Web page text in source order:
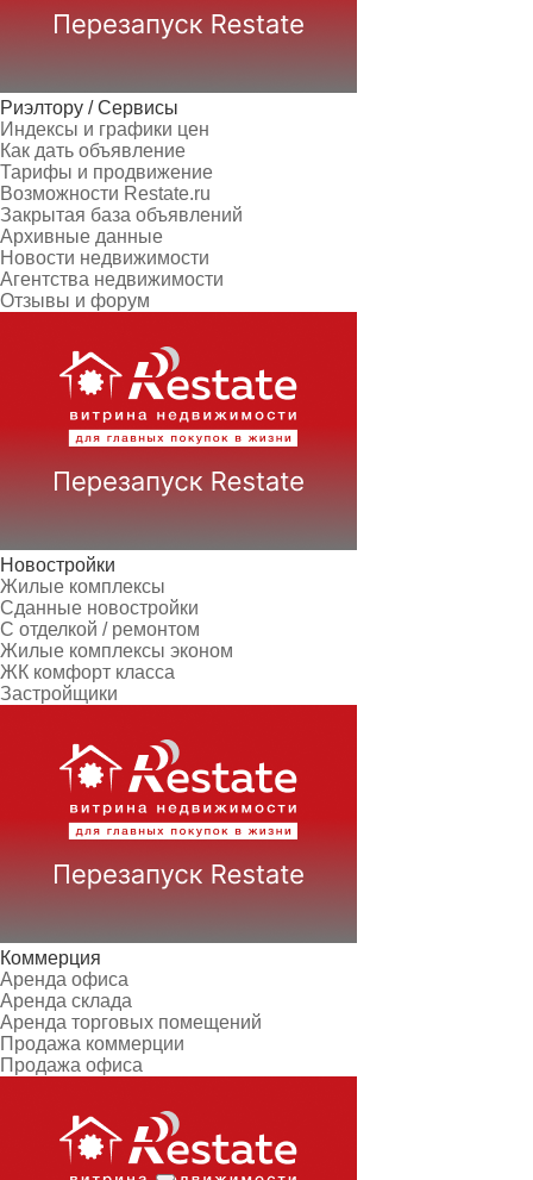
Риэлтору / Сервисы
Индексы и графики цен
Как дать объявление
Тарифы и продвижение
Возможности Restate.ru
Закрытая база объявлений
Архивные данные
Новости недвижимости
Агентства недвижимости
Отзывы и форум
Новостройки
Жилые комплексы
Сданные новостройки
С отделкой / ремонтом
Жилые комплексы эконом
ЖК комфорт класса
Застройщики
Коммерция
Аренда офиса
Аренда склада
Аренда торговых помещений
Продажа коммерции
Продажа офиса